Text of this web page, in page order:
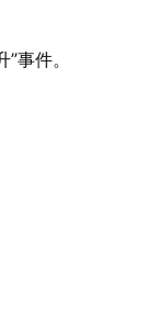
事件。